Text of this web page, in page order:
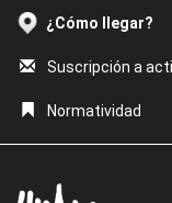
¿Cómo llegar?
Suscripción a
Normatividad